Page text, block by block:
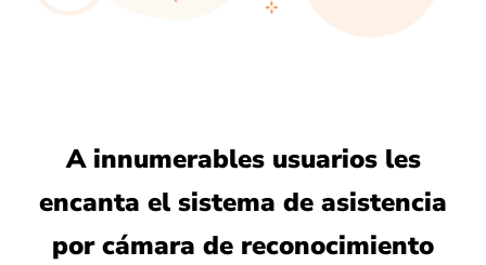
A innumerables usuarios les
encanta el sistema de asistencia
por cámara de reconocimiento